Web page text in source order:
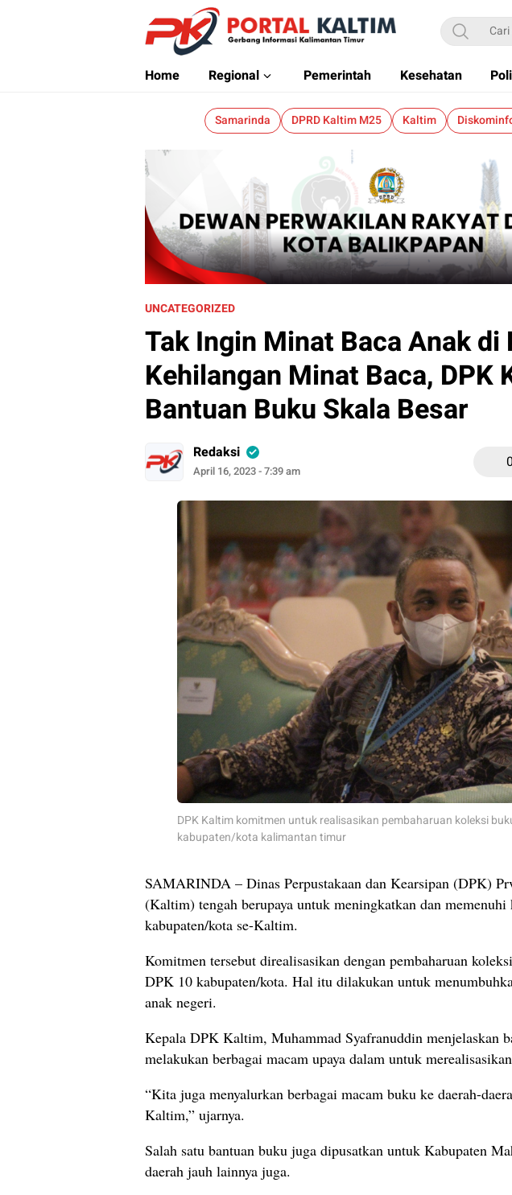
Portalkaltim.com
Berita Kaltim Terkini
Home Regional Pemerintah Kesehatan
Samarinda DPRD Kaltim M25 Kaltim
UNCATEGORIZED
Tak Ingin Minat Baca Anak di
Kehilangan Minat Baca, DPK
Bantuan Buku Skala Besar
Redaksi
April 16, 2023 - 7:39 am 0
DPK Kaltim komitmen untuk realisasikan pembaharuan koleksi
kabupaten/kota kalimantan timur
SAMARINDA – Dinas Perpustakaan dan Kearsipan (DPK)
(Kaltim) tengah berupaya untuk meningkatkan dan
kabupaten/kota se-Kaltim.
Komitmen tersebut direalisasikan dengan pembaharuan
DPK 10 kabupaten/kota. Hal itu dilakukan untuk
anak negeri.
Kepala DPK Kaltim, Muhammad Syafranuddin menjelaskan
melakukan berbagai macam upaya dalam untuk
“Kita juga menyalurkan berbagai macam buku ke daerah-
Kaltim,” ujarnya.
Salah satu bantuan buku juga dipusatkan untuk Kabupaten
daerah jauh lainnya juga.